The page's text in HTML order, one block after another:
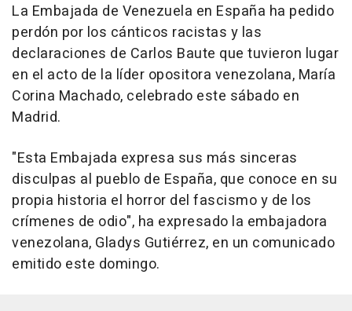
La Embajada de Venezuela en España ha pedido
perdón por los cánticos racistas y las
declaraciones de Carlos Baute que tuvieron lugar
en el acto de la líder opositora venezolana, María
Corina Machado, celebrado este sábado en
Madrid.
"Esta Embajada expresa sus más sinceras
disculpas al pueblo de España, que conoce en su
propia historia el horror del fascismo y de los
crímenes de odio", ha expresado la embajadora
venezolana, Gladys Gutiérrez, en un comunicado
emitido este domingo.